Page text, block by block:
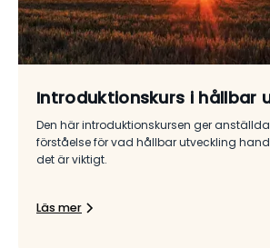
Introduktionskurs i hållbar
Den här introduktionskursen ger
förståelse för vad hållbar utveckling
det är viktigt.
Läs mer